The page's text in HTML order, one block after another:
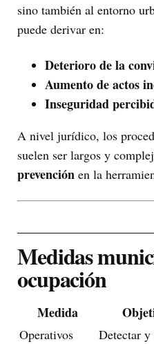
sino también al entorno
puede derivar en:
Deterioro de la
Aumento de actos
Inseguridad
A nivel jurídico, los
suelen ser largos y
prevención en la
Medidas
ocupación
Medida
Operativos
Detectar